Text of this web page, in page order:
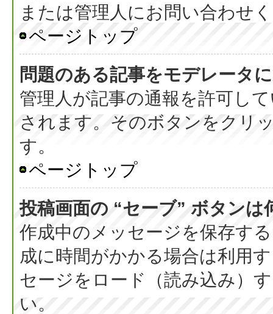
または管理人にお問い合わせ
ページトップ
問題のある記事をモデレータ
管理人が記事の通報を許可し
されます。そのボタンをクリ
す。
ページトップ
投稿画面の “セーブ” ボタンは
作成中のメッセージを保存す
成に時間がかかる場合は利用
セージをロード（読み込み）
い。